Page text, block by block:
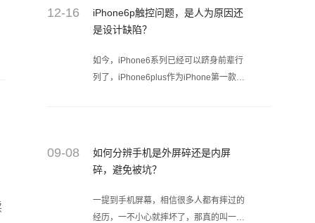
12-16
iPhone6p触控问题，是人为原因还
是设计缺陷？
如今，iPhone6系列已经可以跻身前辈行
列了，iPhone6plus作为iPhone第一款
09-08
如何分辨手机是外屏碎还是内屏
碎，避免被坑？
一提到手机屏幕，相信很多人都有摔过的
经历，一不小心就摔坏了，那真的叫一个